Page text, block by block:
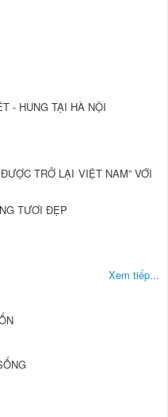
- HUNG TẠI HÀ NỘI
TRỞ LẠI VIỆT NAM” VỚI
TƯƠI ĐẸP
Xem tiếp...